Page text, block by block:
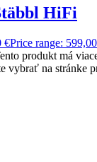
HiFi
€Price range:
produkt má
vybrať na stránke